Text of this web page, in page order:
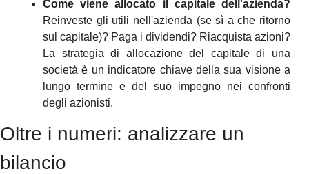
Come viene allocato il capitale dell'azienda?
Reinveste gli utili nell'azienda (se sì a che ritorno
sul capitale)? Paga i dividendi? Riacquista azioni?
La strategia di allocazione del capitale di una
società è un indicatore chiave della sua visione a
lungo termine e del suo impegno nei confronti
degli azionisti.
Oltre i numeri: analizzare un
bilancio